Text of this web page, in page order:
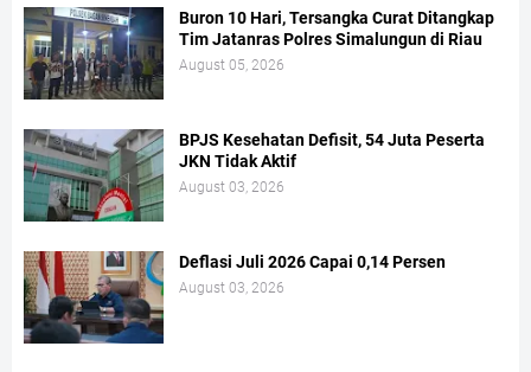
Buron 10 Hari, Tersangka Curat Ditangkap
Tim Jatanras Polres Simalungun di Riau
August 05, 2026
BPJS Kesehatan Defisit, 54 Juta Peserta
JKN Tidak Aktif
August 03, 2026
Deflasi Juli 2026 Capai 0,14 Persen
August 03, 2026